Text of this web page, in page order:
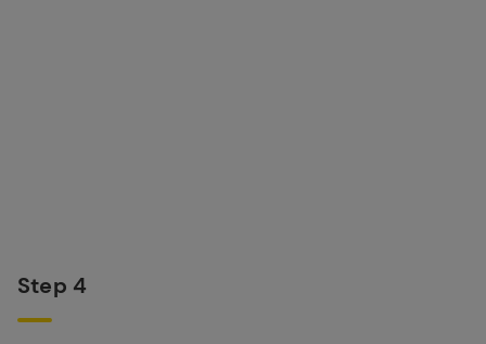
Step 4